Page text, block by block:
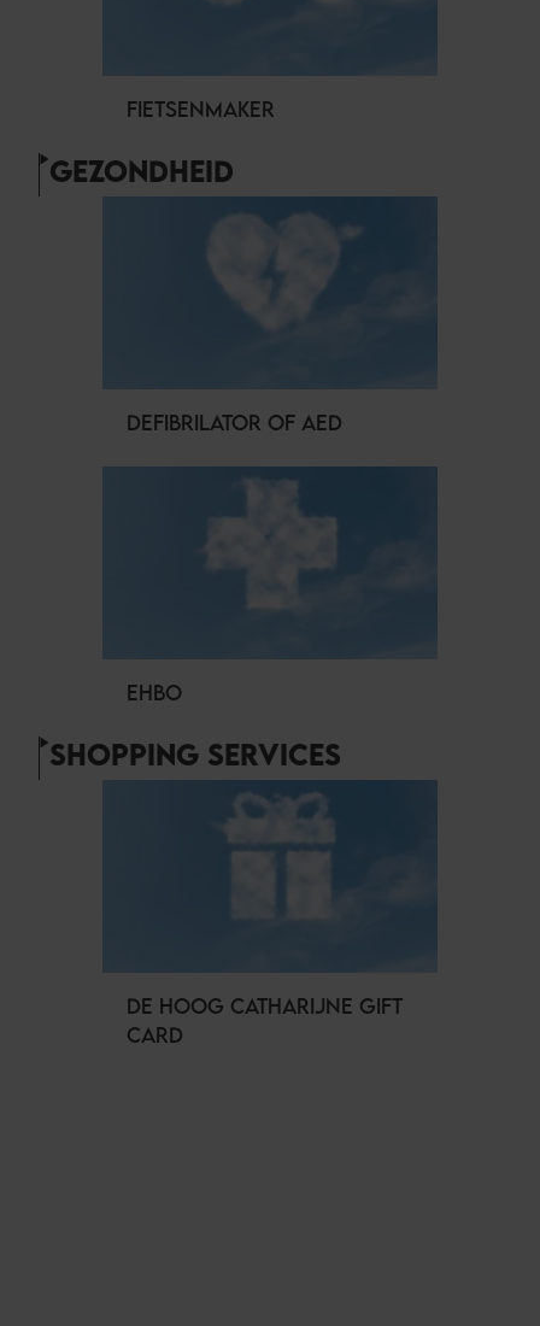
FIETSENMAKER
GEZONDHEID
DEFIBRILATOR OF AED
EHBO
SHOPPING SERVICES
DE HOOG CATHARIJNE GIFT
CARD